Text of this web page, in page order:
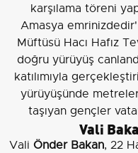
karşılama töreni
Amasya
Müftüsü Hacı Hafız
doğru yürüyüş
katılımıyla
yürüyüşünde
taşıyan gençler
Vali
Vali Önder Bakan, 22